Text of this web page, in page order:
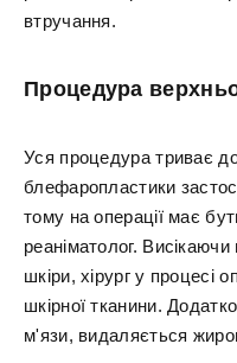
втручання.
Процедура
Уся процедура триває
блефаропластики
тому на операції має
реаніматолог.
шкіри, хірург у процесі
шкірної тканини.
м'язи, видаляється